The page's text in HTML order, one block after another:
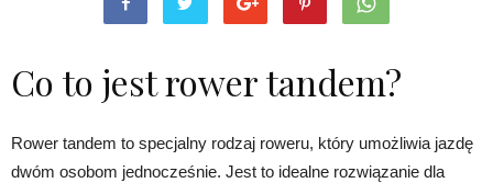
Co to jest rower tandem?
Rower tandem to specjalny rodzaj roweru, który umożliwia jazdę
dwóm osobom jednocześnie. Jest to idealne rozwiązanie dla